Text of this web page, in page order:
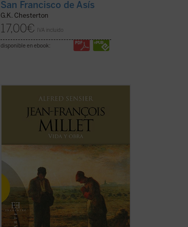
San Francisco de Asís
G.K. Chesterton
17,00€ IVA incluido
disponible en ebook:
Jean François Millet (1814-1875), criado
en la pequeña aldea normanda de
Gruchy, fue un pintor realista centrado
muy singularmente en expresar su
profunda admiración por la vida de la
gente humilde y campesina en un
momento en que la sociedad ...